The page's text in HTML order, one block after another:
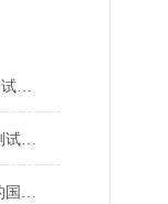
拉力机、拉力测试仪、材料测试仪的保养方法
150N.m单缸汽油机转速扭力测试仪器哪里有卖的
带活板头扭力扳手,带活板头的国产扭力扳手,带活动扳头的扭矩扳手